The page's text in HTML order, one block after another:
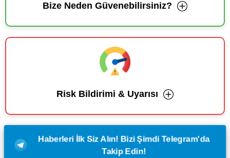
Bize Neden Güvenebilirsiniz?
Risk Bildirimi & Uyarısı
Haberleri İlk Siz Alın! Bizi Şimdi Telegram'da
Takip Edin!